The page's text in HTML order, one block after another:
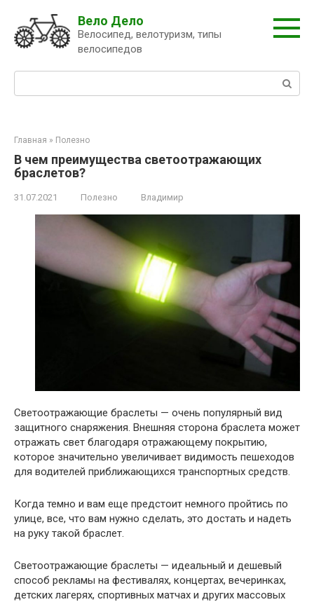
контенту
Вело Дело
Велосипед, велотуризм, типы
велосипедов
Главная » Полезно
В чем преимущества светоотражающих
браслетов?
31.07.2021 Полезно Владимир
Светоотражающие браслеты — очень популярный вид
защитного снаряжения. Внешняя сторона браслета может
отражать свет благодаря отражающему покрытию,
которое значительно увеличивает видимость пешеходов
для водителей приближающихся транспортных средств.
Когда темно и вам еще предстоит немного пройтись по
улице, все, что вам нужно сделать, это достать и надеть
на руку такой браслет.
Светоотражающие браслеты — идеальный и дешевый
способ рекламы на фестивалях, концертах, вечеринках,
детских лагерях, спортивных матчах и других массовых